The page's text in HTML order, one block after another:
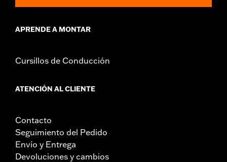
APRENDE A MONTAR
Cursillos de Conducción
ATENCIÓN AL CLIENTE
Contacto
Seguimiento del Pedido
Envío y Entrega
Devoluciones y cambios